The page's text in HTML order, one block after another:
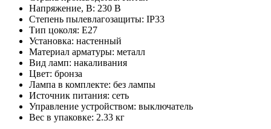
Напряжение, В: 230 В
Степень пылевлагозащиты: IP33
Тип цоколя: E27
Установка: настенный
Материал арматуры: металл
Вид ламп: накаливания
Цвет: бронза
Лампа в комплекте: без лампы
Источник питания: сеть
Управление устройством: выключатель
Вес в упаковке: 2.33 кг